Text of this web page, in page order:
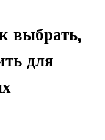
выбрать,
для